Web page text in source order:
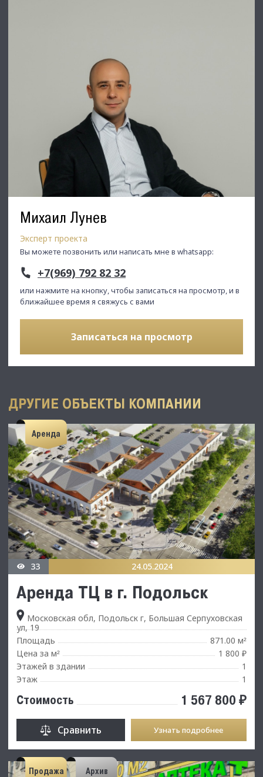
Михаил Лунев
Эксперт проекта
Вы можете позвонить или написать мне в whatsapp:
+7(969) 792 82 32
или нажмите на кнопку, чтобы записаться на просмотр, и в
ближайшее время я свяжусь с вами
Записаться на просмотр
С Уважением, Лунёв Михаил.
Недвижимость Северо-Запада.
ДРУГИЕ ОБЪЕКТЫ КОМПАНИИ
Аренда
33 24.05.2024
Аренда ТЦ в г. Подольск
Московская обл, Подольск г, Большая Серпуховская
ул, 19
Площадь
871.00 м²
Цена за м²
1 800 ₽
Этажей в здании
1
Этаж
1
Стоимость 1 567 800 ₽
Сравнить Узнать подробнее
Продажа Архив